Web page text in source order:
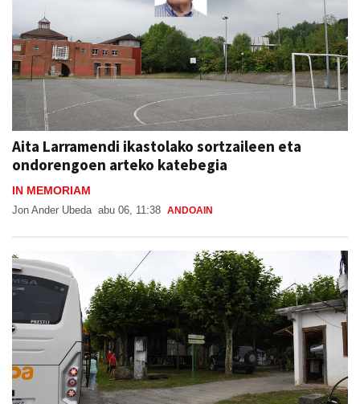
Aita Larramendi ikastolako sortzaileen eta
ondorengoen arteko katebegia
IN MEMORIAM
Jon Ander Ubeda abu 06, 11:38 ANDOAIN